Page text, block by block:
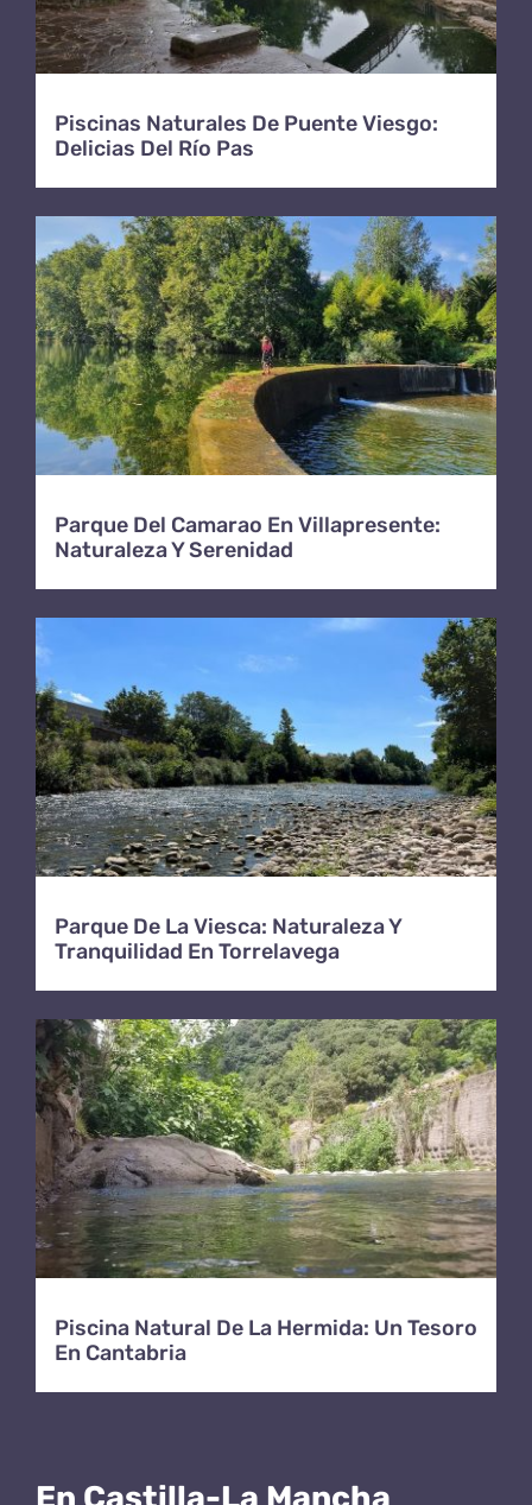
Piscinas Naturales De Puente Viesgo:
Delicias Del Río Pas
Parque Del Camarao En Villapresente:
Naturaleza Y Serenidad
Parque De La Viesca: Naturaleza Y
Tranquilidad En Torrelavega
Piscina Natural De La Hermida: Un Tesoro
En Cantabria